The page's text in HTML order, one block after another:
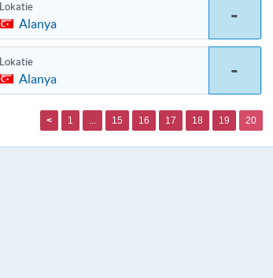
Lokatie
Alanya -
Lokatie
Alanya -
< 1 ... 15 16 17 18 19 20